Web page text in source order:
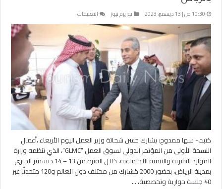
10:30 ص | 13 ديسمبر، 2023 توريزم نيوز التعليقات
مصر
تشارك
في
المؤتمر
الدولي
لسوق
العمل
بالرياض
مغلقة
كتبت- سها ممدوح: يشارك حسن شحاتة وزير العمل اليوم الأربعاء ،أعمال
النسخة الأولى من المؤتمر الدولي لسوق العمل “GLMC”، الذي تنظمه وزارة
الموارد البشرية والتنمية الاجتماعية، خلال الفترة من 13 – 14 ديسمبر الجاري
بمدينة الرياض، بحضور 2000 مُشارك من مختلف دول العالم و120 متحدثًا عبر
40 جلسة حوارية وتخصصية، …